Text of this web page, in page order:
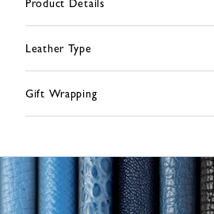
Product Details
Leather Type
Gift Wrapping